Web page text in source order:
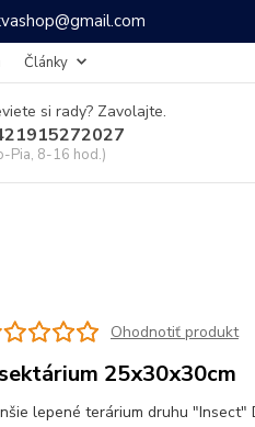
Články
si rady? Zavolajte.
Pia, 8-16 hod.)
Ohodnotiť produkt
25x30x30cm
lepené terárium druhu "Insect"